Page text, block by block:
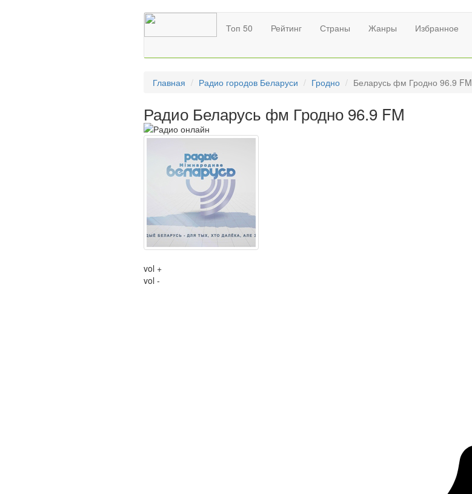
Топ 50 Рейтинг Страны Жанры Избранное
Главная Радио городов Беларуси Гродно Беларусь фм Гродно 96.9 FM
Радио Беларусь фм Гродно 96.9 FM
vol +
vol -